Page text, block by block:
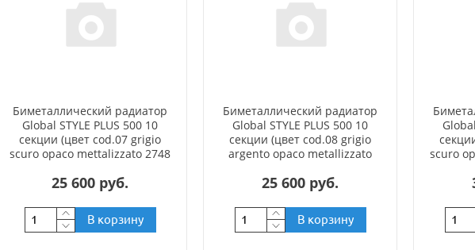
Биметаллический радиатор
Global STYLE PLUS 500 10
секции (цвет cod.07 grigio
scuro opaco mettalizzato 2748
25 600 руб.
В корзину
Биметаллический радиатор
Global STYLE PLUS 500 10
секции (цвет cod.08 grigio
argento opaco metallizzato
25 600 руб.
В корзину
scuro